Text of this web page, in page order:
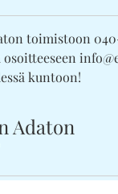
toimistoon
kuntoon!
Adaton